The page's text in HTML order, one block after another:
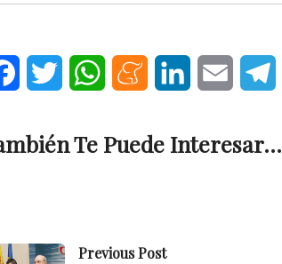
FacebookTwitter WhatsAppMeneameLinkedInEmail
Te Puede Interesar...
Previous Post